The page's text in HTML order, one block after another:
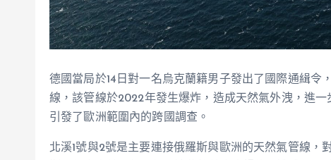
德國當局於14日對一名烏克蘭籍男子發出了國際通緝
線，該管線於2022年發生爆炸，造成天然氣外洩，進
引發了歐洲範圍內的跨國調查。
北溪1號與2號是主要連接俄羅斯與歐洲的天然氣管線